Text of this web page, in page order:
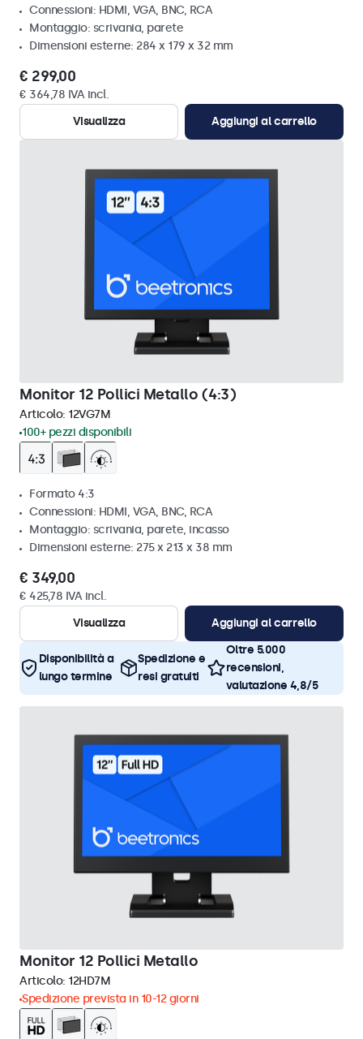
Connessioni: HDMI, VGA, BNC, RCA
Montaggio: scrivania, parete
Dimensioni esterne: 284 x 179 x 32 mm
€ 299,00
€ 364,78 IVA incl.
Visualizza
Aggiungi al carrello
Monitor 12 Pollici Metallo (4:3)
Articolo: 12VG7M
100+ pezzi disponibili
Formato 4:3
Connessioni: HDMI, VGA, BNC, RCA
Montaggio: scrivania, parete, incasso
Dimensioni esterne: 275 x 213 x 38 mm
€ 349,00
€ 425,78 IVA incl.
Visualizza
Aggiungi al carrello
Disponibilità a
lungo termine
Spedizione e
resi gratuiti
Oltre 5.000
recensioni,
valutazione 4,8/5
Monitor 12 Pollici Metallo
Articolo: 12HD7M
Spedizione prevista in 10-12 giorni